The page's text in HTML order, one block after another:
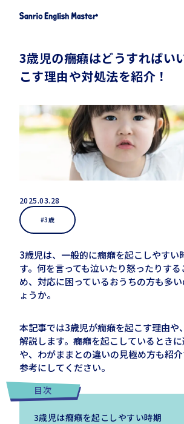
3歳児の癇癪はどうすればい
こす理由や対処法を紹介！
2025.03.28
#3歳
3歳児は、一般的に癇癪を起こしやすい
す。何を言っても泣いたり怒ったりす
め、対応に困っているおうちの方も多
ょうか。
本記事では3歳児が癇癪を起こす理由や
解説します。癇癪を起こしているとき
や、わがままとの違いの見極め方も紹
参考にしてください。
目次
3歳児は癇癪を起こしやすい時期